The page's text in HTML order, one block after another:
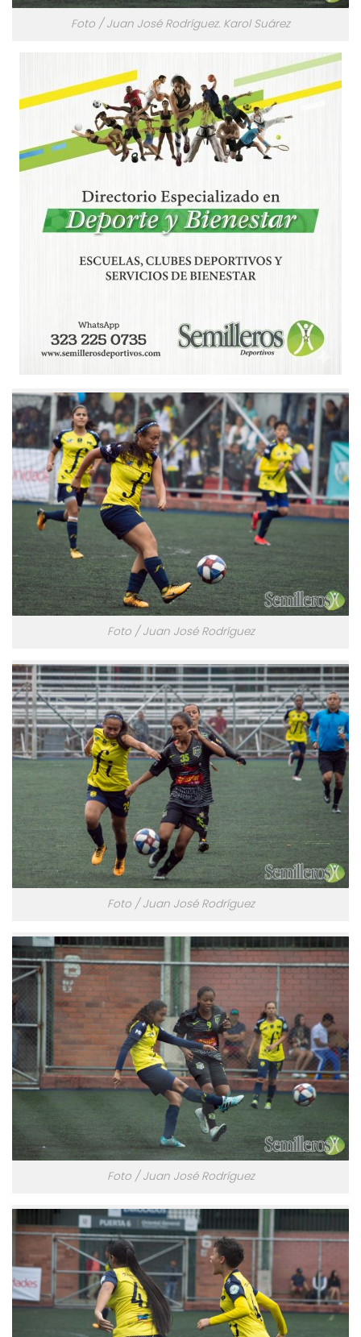
Foto / Juan José Rodríguez. Karol Suárez
Foto / Juan José Rodríguez
Foto / Juan José Rodríguez
Foto / Juan José Rodríguez